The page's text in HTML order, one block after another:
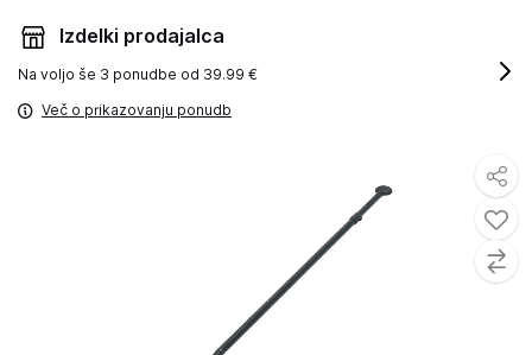
Izdelki prodajalca
Na voljo še 3 ponudbe od 39.99 €
Več o prikazovanju ponudb